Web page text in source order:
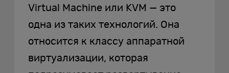
Virtual Machine или KVM — это
одна из таких технологий. Она
относится к классу аппаратной
виртуализации, которая